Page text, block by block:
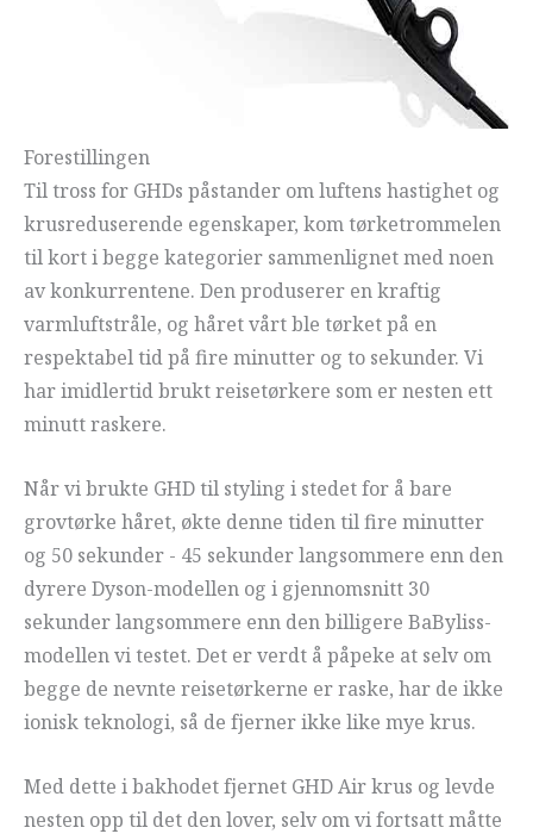
Forestillingen
Til tross for GHDs påstander om luftens hastighet og
krusreduserende egenskaper, kom tørketrommelen
til kort i begge kategorier sammenlignet med noen
av konkurrentene. Den produserer en kraftig
varmluftstråle, og håret vårt ble tørket på en
respektabel tid på fire minutter og to sekunder. Vi
har imidlertid brukt reisetørkere som er nesten ett
minutt raskere.
Når vi brukte GHD til styling i stedet for å bare
grovtørke håret, økte denne tiden til fire minutter
og 50 sekunder - 45 sekunder langsommere enn den
dyrere Dyson-modellen og i gjennomsnitt 30
sekunder langsommere enn den billigere BaByliss-
modellen vi testet. Det er verdt å påpeke at selv om
begge de nevnte reisetørkerne er raske, har de ikke
ionisk teknologi, så de fjerner ikke like mye krus.
Med dette i bakhodet fjernet GHD Air krus og levde
nesten opp til det den lover, selv om vi fortsatt måtte